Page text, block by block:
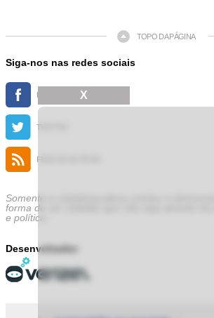
TOPO DA PÁGINA
Siga-nos nas redes sociais
TWITTER
FEED DE NOTÍCIAS
Somente a cidadania plena conduz à
forma de ser cidadão que não seja através da
e política.
Desenvolvedor
X